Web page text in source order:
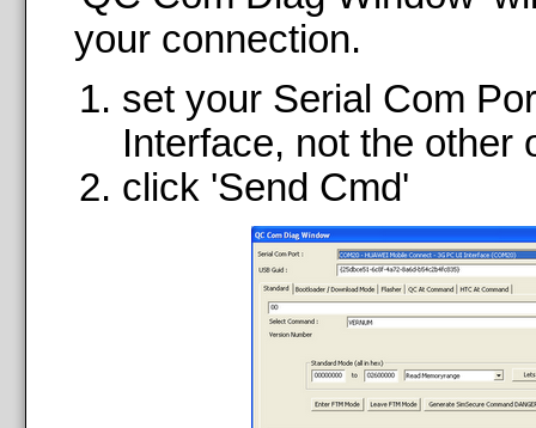
your connection.
set your Serial Com
Interface, not the other
click 'Send Cmd'